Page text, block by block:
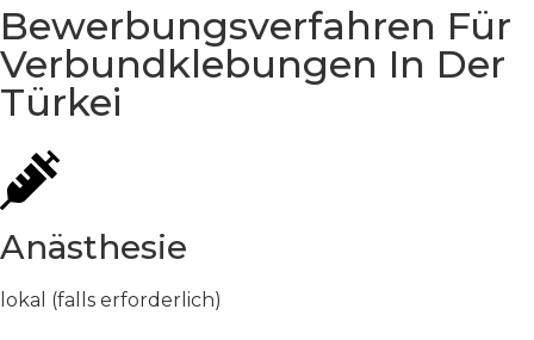
Bewerbungsverfahren Für
Verbundklebungen In Der
Türkei
Anästhesie
lokal (falls erforderlich)